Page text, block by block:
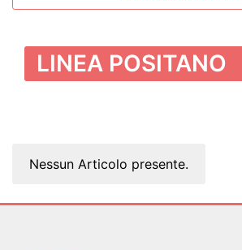
LINEA POSITANO
Nessun Articolo presente.